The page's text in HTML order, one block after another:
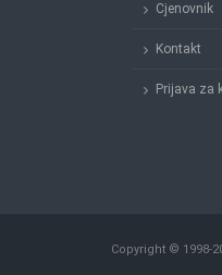
Cjenovnik
Kontakt
Prijava za
Copyright © 1998-